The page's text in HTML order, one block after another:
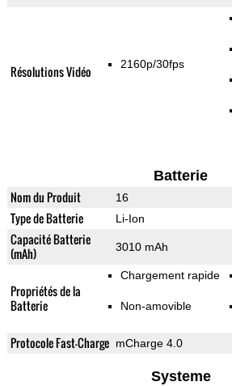
Résolutions Vidéo 2160p/30fps
Batterie
Nom du Produit 16
Type de Batterie Li-Ion
Capacité Batterie
(mAh)
3010 mAh
Propriétés de la
Batterie
Chargement rapide
Non-amovible
Protocole Fast-Charge mCharge 4.0
Systeme